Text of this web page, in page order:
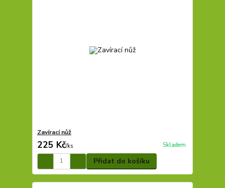
Zavírací nůž
225 Kč/ks Skladem
Přidat do košíku